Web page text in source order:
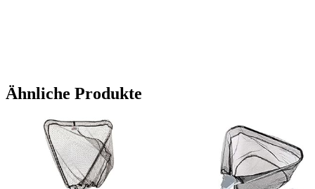
Ähnliche Produkte